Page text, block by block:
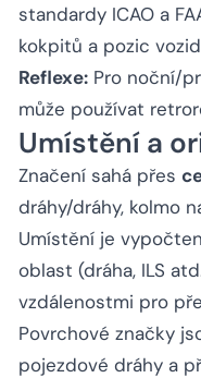
standardy ICAO a
kokpitů a pozic
Reflexe: Pro noční/
může používat
Umístění a
Značení sahá přes
dráhy/dráhy, kolmo
Umístění je
oblast (dráha, ILS
vzdálenostmi pro
Povrchové značky
pojezdové dráhy a